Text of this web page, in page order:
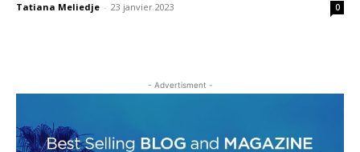
Tatiana Meliedje - 23 janvier 2023 0
- Advertisment -